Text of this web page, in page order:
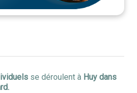
se déroulent à Huy dans